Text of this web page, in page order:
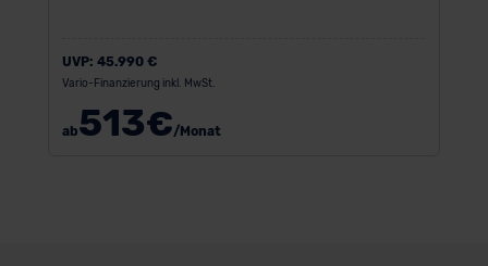
UVP: 45.990 €
Vario-Finanzierung inkl. MwSt.
ab513€/Monat